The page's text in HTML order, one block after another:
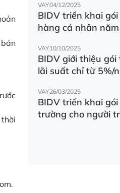
VAY04/12/2025
BIDV triển khai
hàng cá nhân
VAY10/10/2025
BIDV giới thiệu
lãi suất chỉ từ 5%/
VAY26/03/2025
BIDV triển khai
trường cho người